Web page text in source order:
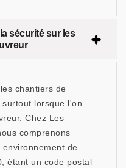
sécurité sur les
chantiers de
lorsque l'on
Chez Les
comprenons
de
étant un code postal